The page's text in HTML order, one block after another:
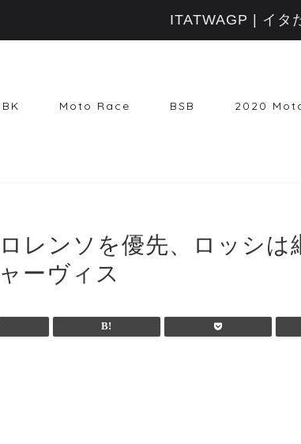
Moto Race BSB 2020
レンソを優先、ロッシは
ーヴィス
ITATWAGP | イタ